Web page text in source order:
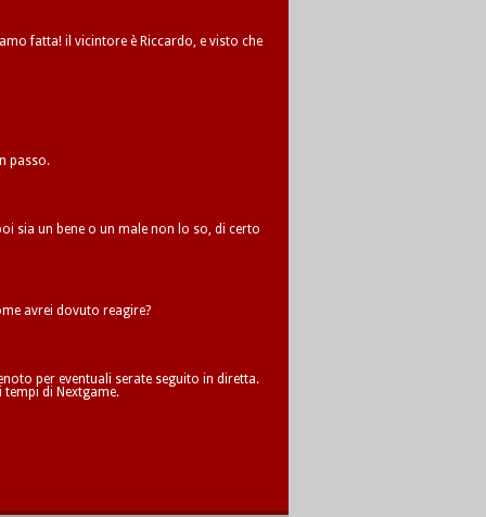
fatta! il vicintore è Riccardo, e visto che
passo.
sia un bene o un male non lo so, di certo
avrei dovuto reagire?
per eventuali serate seguito in diretta.
di Nextgame.